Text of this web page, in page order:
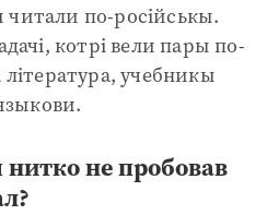
читали по-російськы.
котрі вели пары по-
учебникы
не пробовав